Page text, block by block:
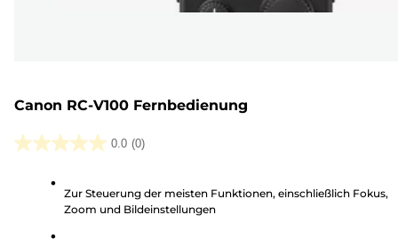
Canon RC-V100 Fernbedienung
0.0 (0)
0.0
Sternen.
Zur Steuerung der meisten Funktionen, einschließlich Fokus,
Zoom und Bildeinstellungen